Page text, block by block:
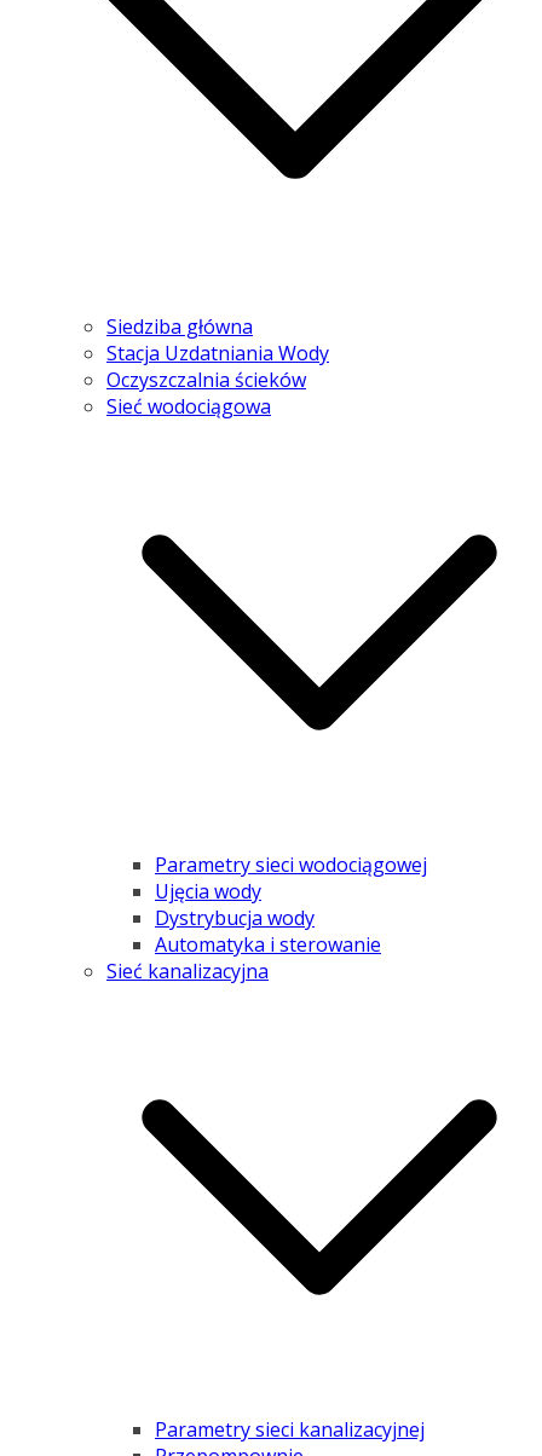
Siedziba główna
Stacja Uzdatniania Wody
Oczyszczalnia ścieków
Sieć wodociągowa
Parametry sieci wodociągowej
Ujęcia wody
Dystrybucja wody
Automatyka i sterowanie
Sieć kanalizacyjna
Parametry sieci kanalizacyjnej